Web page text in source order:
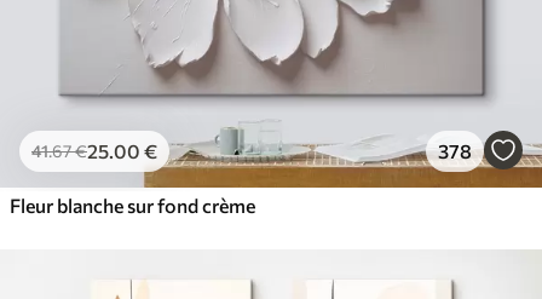
41.67€25.00 € 378
Fleur blanche sur fond crème